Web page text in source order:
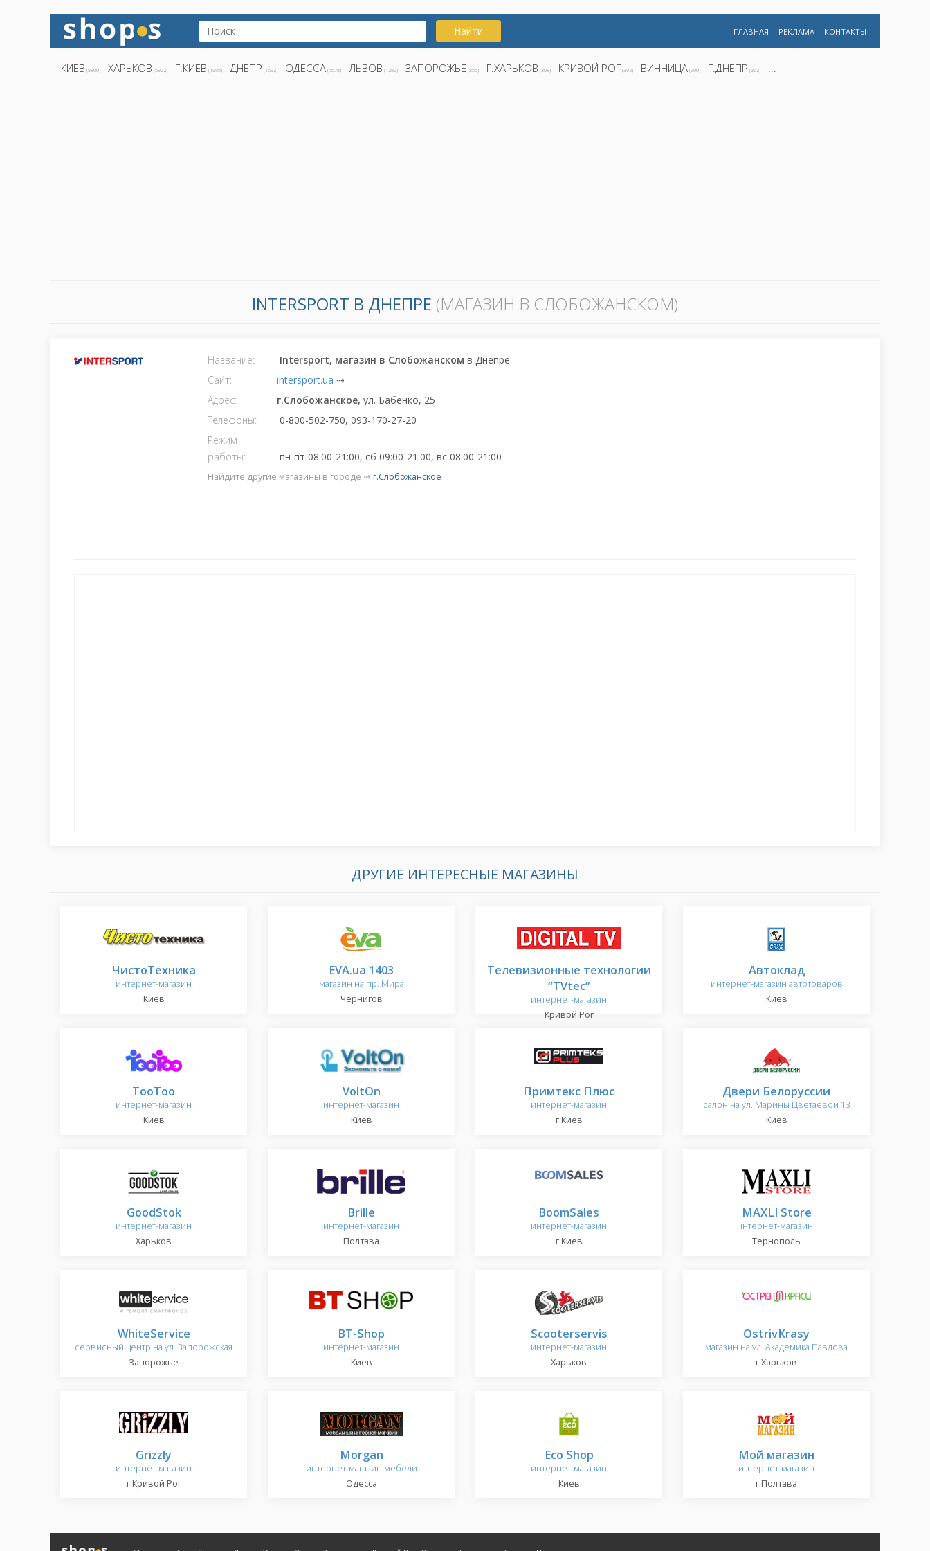
Найти ГЛАВНАЯ РЕКЛАМА КОНТАКТЫ
КИЕВ (8800) ХАРЬКОВ (5922) Г.КИЕВ (1995) ДНЕПР (1692) ОДЕССА (1578) ЛЬВОВ (1282) ЗАПОРОЖЬЕ (855) Г.ХАРЬКОВ (808) КРИВОЙ РОГ (392) ВИННИЦА (390) Г.ДНЕПР (362) ...
INTERSPORT В ДНЕПРЕ (МАГАЗИН В СЛОБОЖАНСКОМ)
Название: Intersport, магазин в Слобожанском в Днепре
Сайт:
intersport.ua ⇢
Адрес:
г.Слобожанское,ул. Бабенко, 25
Телефоны:
0-800-502-750, 093-170-27-20
Режим
работы:
пн-пт 08:00-21:00, сб 09:00-21:00, вс 08:00-21:00
Найдите другие магазины в городе ⇢г.Слобожанское
ДРУГИЕ ИНТЕРЕСНЫЕ МАГАЗИНЫ
ЧистоТехника
интернет-магазин
Киев
EVA.ua 1403
магазин на пр. Мира
Чернигов
Телевизионные технологии
“TVtec”
интернет-магазин
Кривой Рог
Автоклад
интернет-магазин автотоваров
Киев
TooToo
интернет-магазин
Киев
VoltOn
интернет-магазин
Киев
Примтекс Плюс
интернет-магазин
г.Киев
Двери Белоруссии
салон на ул. Марины Цветаевой 13
Киев
GoodStok
интернет-магазин
Харьков
Brille
интернет-магазин
Полтава
BoomSales
интернет-магазин
г.Киев
MAXLI Store
інтернет-магазин
Тернополь
WhiteService
сервисный центр на ул. Запорожская
Запорожье
BT-Shop
интернет-магазин
Киев
Scooterservis
интернет-магазин
Харьков
OstrivKrasy
магазин на ул. Академика Павлова
г.Харьков
Grizzly
интернет-магазин
г.Кривой Рог
Morgan
интернет-магазин мебели
Одесса
Eco Shop
интернет-магазин
Киев
Мой магазин
интернет-магазин
г.Полтава